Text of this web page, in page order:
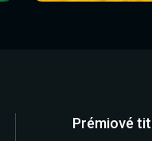
Prémiové